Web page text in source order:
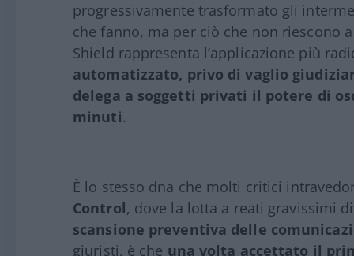
progressivamente trasformato gli
che fanno, ma per ciò che non riescono
Shield rappresenta l’applicazione più
automatizzato, privo di vaglio
delega a soggetti privati il potere di
minuti.
È lo stesso dna che molti critici
Control, dove la lotta a reati gravissimi
scansione preventiva delle
giuristi, è che una volta accettato il